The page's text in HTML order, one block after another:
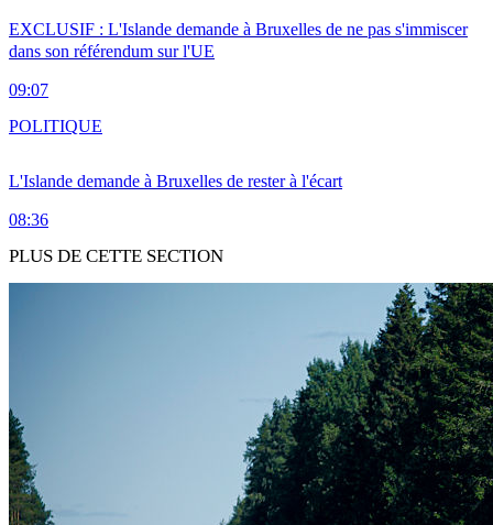
EXCLUSIF : L'Islande demande à Bruxelles de ne pas s'immiscer
dans son référendum sur l'UE
09:07
L'Islande demande à Bruxelles de rester à l'écart
08:36
POLITIQUE
PLUS DE CETTE SECTION